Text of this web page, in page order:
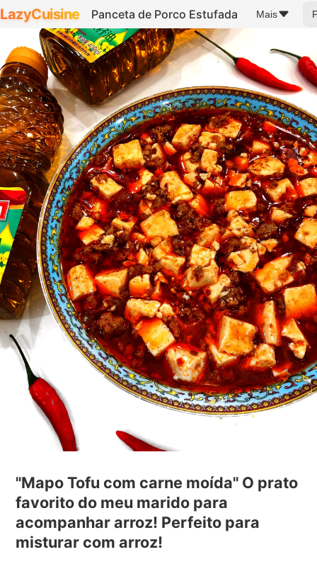
LazyCuisine Panceta de Porco Estufada Mais
"Mapo Tofu com carne moída" O prato
favorito do meu marido para
acompanhar arroz! Perfeito para
misturar com arroz!